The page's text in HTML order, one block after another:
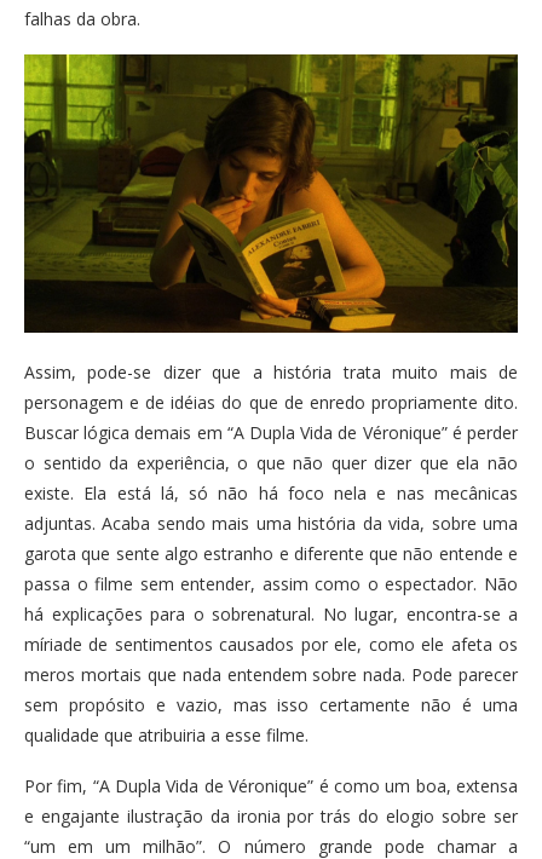
falhas da obra.
Assim, pode-se dizer que a história trata muito mais de
personagem e de idéias do que de enredo propriamente dito.
Buscar lógica demais em “A Dupla Vida de Véronique” é perder
o sentido da experiência, o que não quer dizer que ela não
existe. Ela está lá, só não há foco nela e nas mecânicas
adjuntas. Acaba sendo mais uma história da vida, sobre uma
garota que sente algo estranho e diferente que não entende e
passa o filme sem entender, assim como o espectador. Não
há explicações para o sobrenatural. No lugar, encontra-se a
míriade de sentimentos causados por ele, como ele afeta os
meros mortais que nada entendem sobre nada. Pode parecer
sem propósito e vazio, mas isso certamente não é uma
qualidade que atribuiria a esse filme.
Por fim, “A Dupla Vida de Véronique” é como um boa, extensa
e engajante ilustração da ironia por trás do elogio sobre ser
“um em um milhão”. O número grande pode chamar a